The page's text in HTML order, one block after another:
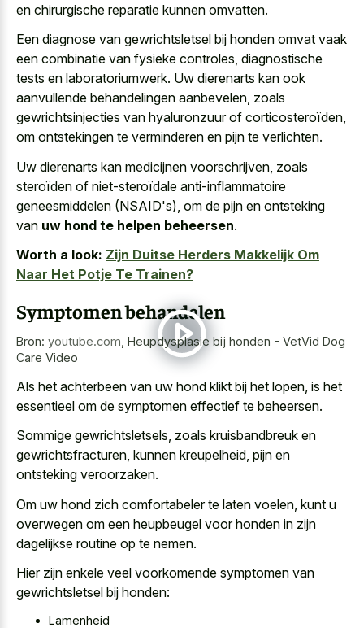
en chirurgische reparatie kunnen omvatten.
Een diagnose van gewrichtsletsel bij honden omvat vaak
een combinatie van fysieke controles, diagnostische
tests en laboratoriumwerk. Uw dierenarts kan ook
aanvullende behandelingen aanbevelen, zoals
gewrichtsinjecties van hyaluronzuur of corticosteroïden,
om ontstekingen te verminderen en pijn te verlichten.
Uw dierenarts kan medicijnen voorschrijven, zoals
steroïden of niet-steroïdale anti-inflammatoire
geneesmiddelen (NSAID's), om de pijn en ontsteking
van uw hond te helpen beheersen.
Worth a look: Zijn Duitse Herders Makkelijk Om
Naar Het Potje Te Trainen?
Symptomen behandelen
Bron: youtube.com Heupdysplasie bij honden - VetVid Dog
Care Video
Als het achterbeen van uw hond klikt bij het lopen, is het
essentieel om de symptomen effectief te beheersen.
Sommige gewrichtsletsels, zoals kruisbandbreuk en
gewrichtsfracturen, kunnen kreupelheid, pijn en
ontsteking veroorzaken.
Om uw hond zich comfortabeler te laten voelen , kunt u
overwegen om een heupbeugel voor honden in zijn
dagelijkse routine op te nemen.
Hier zijn enkele veel voorkomende symptomen van
gewrichtsletsel bij honden:
Lamenheid